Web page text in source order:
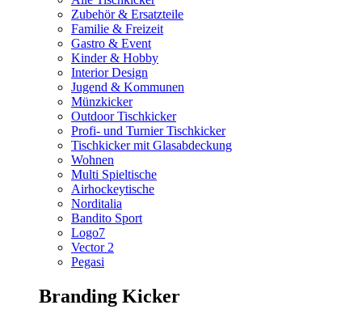
Zubehör & Ersatzteile
Familie & Freizeit
Gastro & Event
Kinder & Hobby
Interior Design
Jugend & Kommunen
Münzkicker
Outdoor Tischkicker
Profi- und Turnier Tischkicker
Tischkicker mit Glasabdeckung
Wohnen
Multi Spieltische
Airhockeytische
Norditalia
Bandito Sport
Logo7
Vector 2
Pegasi
Branding Kicker